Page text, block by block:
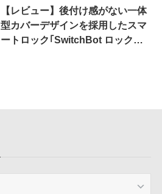
【レビュー】後付け感がない一体
型カバーデザインを採用したスマ
ートロック｢SwitchBot ロック